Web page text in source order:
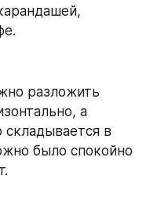
разложить
а
складывается в
было спокойно